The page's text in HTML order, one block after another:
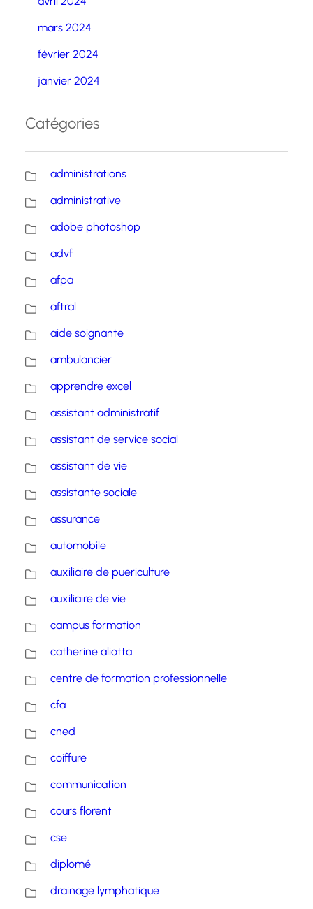
mars 2024
février 2024
janvier 2024
Catégories
administrations
administrative
adobe photoshop
advf
afpa
aftral
aide soignante
ambulancier
apprendre excel
assistant administratif
assistant de service social
assistant de vie
assistante sociale
assurance
automobile
auxiliaire de puericulture
auxiliaire de vie
campus formation
catherine aliotta
centre de formation professionnelle
cfa
cned
coiffure
communication
cours florent
cse
diplomé
drainage lymphatique